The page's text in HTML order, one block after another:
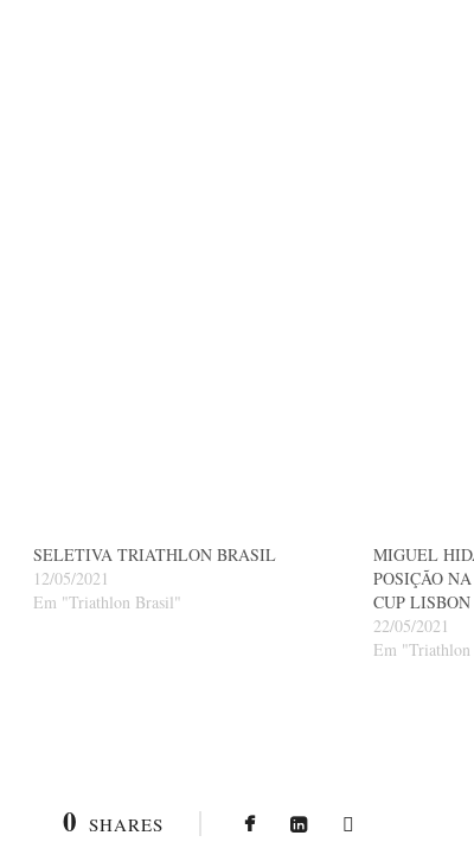
SELETIVA TRIATHLON BRASIL
12/05/2021
Em "Triathlon Brasil"
MIGUEL
POSIÇÃO
CUP LISBON
22/05/2021
Em
0 SHARES